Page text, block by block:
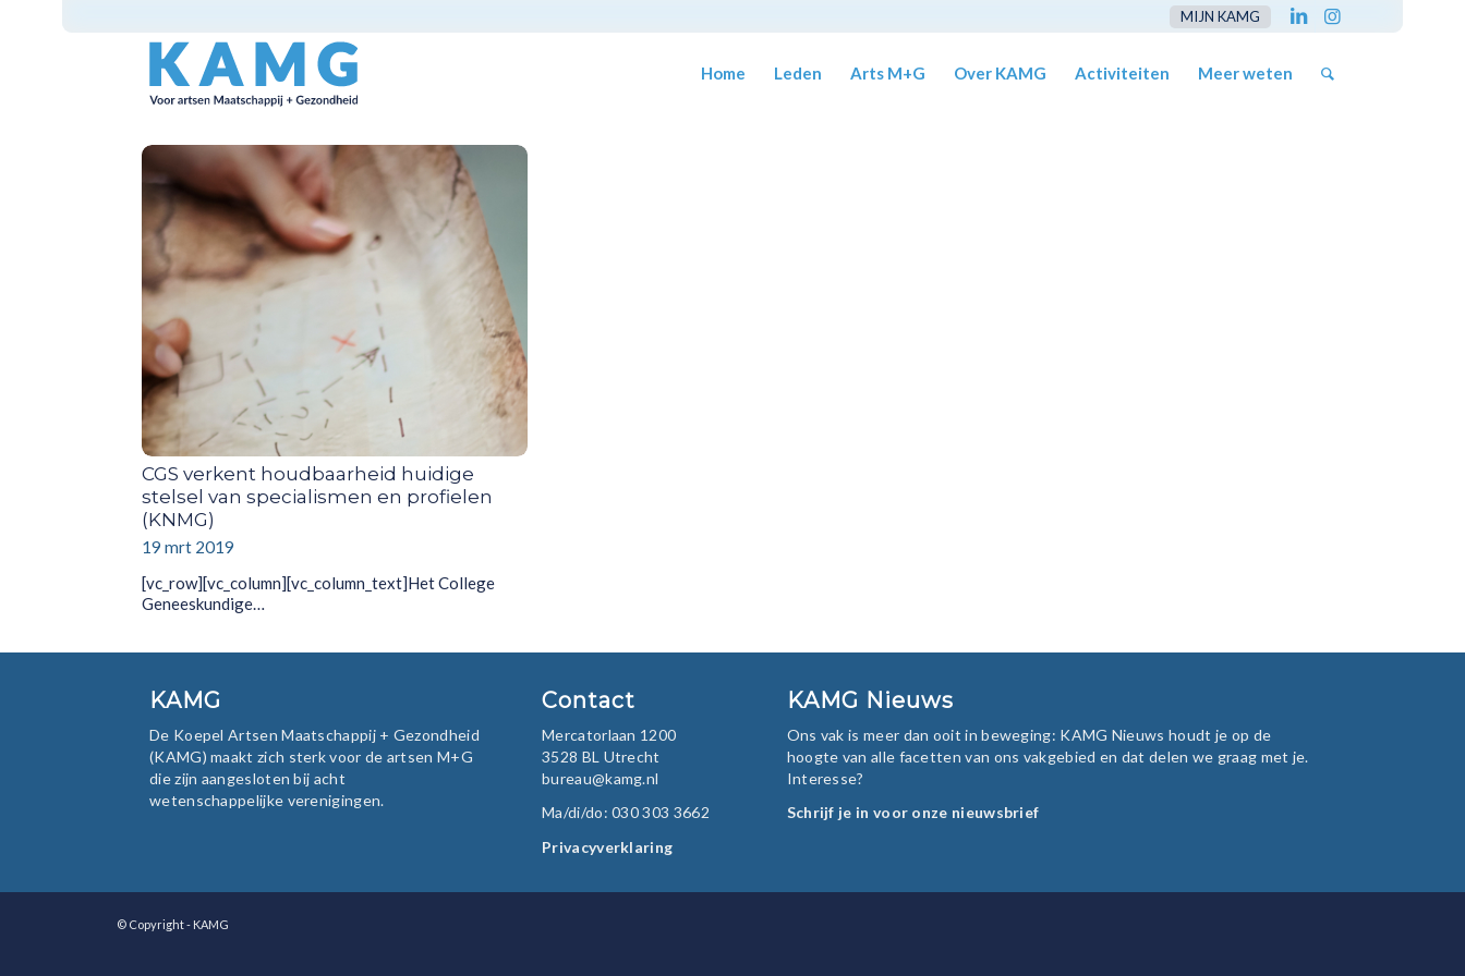
MIJN KAMG
Home Leden Arts M+G Over KAMG Activiteiten Meer weten
CGS verkent houdbaarheid huidige
stelsel van specialismen en profielen
(KNMG)
19 mrt 2019
[vc_row][vc_column][vc_column_text]Het College
Geneeskundige…
KAMG
De Koepel Artsen Maatschappij + Gezondheid
(KAMG) maakt zich sterk voor de artsen M+G
die zijn aangesloten bij acht
wetenschappelijke verenigingen.
Contact
Mercatorlaan 1200
3528 BL Utrecht
bureau@kamg.nl
Ma/di/do: 030 303 3662
Privacyverklaring
KAMG Nieuws
Ons vak is meer dan ooit in beweging: KAMG Nieuws houdt je op de
hoogte van alle facetten van ons vakgebied en dat delen we graag met je.
Interesse?
Schrijf je in voor onze nieuwsbrief
© Copyright - KAMG